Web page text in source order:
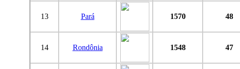
13 Pará 1570 48
14 Rondônia 1548 47